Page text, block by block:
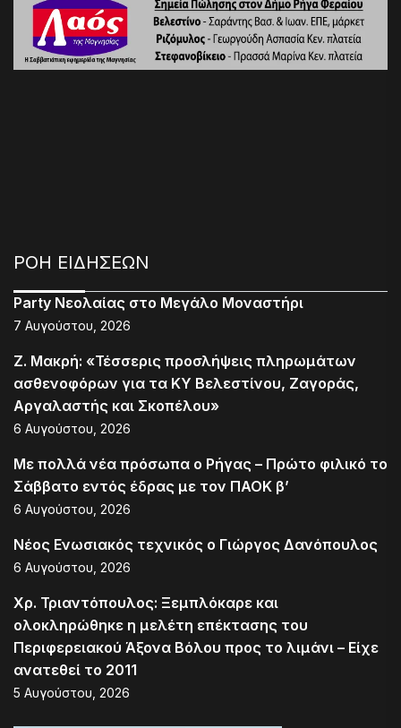
ΡΟΗ ΕΙΔΗΣΕΩΝ
Party Νεολαίας στο Μεγάλο Μοναστήρι
7 Αυγούστου, 2026
Ζ. Μακρή: «Τέσσερις προσλήψεις πληρωμάτων
ασθενοφόρων για τα ΚΥ Βελεστίνου, Ζαγοράς,
Αργαλαστής και Σκοπέλου»
6 Αυγούστου, 2026
Με πολλά νέα πρόσωπα ο Ρήγας – Πρώτο φιλικό το
Σάββατο εντός έδρας με τον ΠΑΟΚ β’
6 Αυγούστου, 2026
Νέος Ενωσιακός τεχνικός ο Γιώργος Δανόπουλος
6 Αυγούστου, 2026
Χρ. Τριαντόπουλος: Ξεμπλόκαρε και
ολοκληρώθηκε η μελέτη επέκτασης του
Περιφερειακού Άξονα Βόλου προς το λιμάνι – Είχε
ανατεθεί το 2011
5 Αυγούστου, 2026